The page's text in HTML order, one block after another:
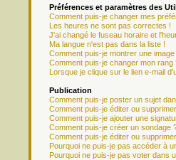
Préférences et paramètres des
Comment puis-je changer mes
Les heures ne sont pas correctes !
J'ai changé le fuseau horaire et
Ma langue n'est pas dans la liste !
Comment puis-je montrer une
Comment puis-je changer mon rang
Lorsque je clique sur le lien e-mail
Publication
Comment puis-je poster un sujet
Comment puis-je éditer ou
Comment puis-je ajouter une
Comment puis-je créer un sondage
Comment puis-je éditer ou
Pourquoi ne puis-je pas accéder à
Pourquoi ne puis-je pas voter dans